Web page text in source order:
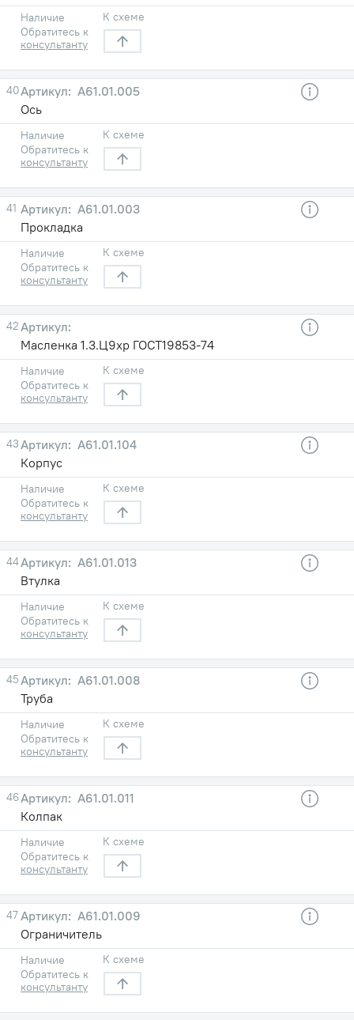
Наличие
Обратитесь к
консультанту
К схеме
40
A61.01.005
Ось
Наличие
Обратитесь к
консультанту
К схеме
41
A61.01.003
Прокладка
Наличие
Обратитесь к
консультанту
К схеме
42
Масленка 1.3.Ц9хр ГОСТ19853-74
Наличие
Обратитесь к
консультанту
К схеме
43
A61.01.104
Корпус
Наличие
Обратитесь к
консультанту
К схеме
44
A61.01.013
Втулка
Наличие
Обратитесь к
консультанту
К схеме
45
A61.01.008
Труба
Наличие
Обратитесь к
консультанту
К схеме
46
A61.01.011
Колпак
Наличие
Обратитесь к
консультанту
К схеме
47
A61.01.009
Ограничитель
Наличие
Обратитесь к
консультанту
К схеме